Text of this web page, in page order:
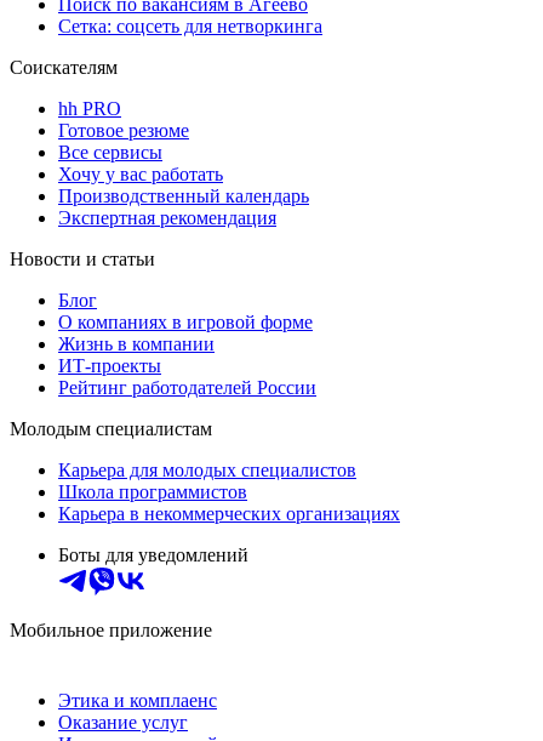
Поиск по вакансиям в Агеево
Сетка: соцсеть для нетворкинга
Соискателям
hh PRO
Готовое резюме
Все сервисы
Хочу у вас работать
Производственный календарь
Экспертная рекомендация
Новости и статьи
Блог
О компаниях в игровой форме
Жизнь в компании
ИТ-проекты
Рейтинг работодателей России
Молодым специалистам
Карьера для молодых специалистов
Школа программистов
Карьера в некоммерческих организациях
Боты для уведомлений
Мобильное приложение
Этика и комплаенс
Оказание услуг